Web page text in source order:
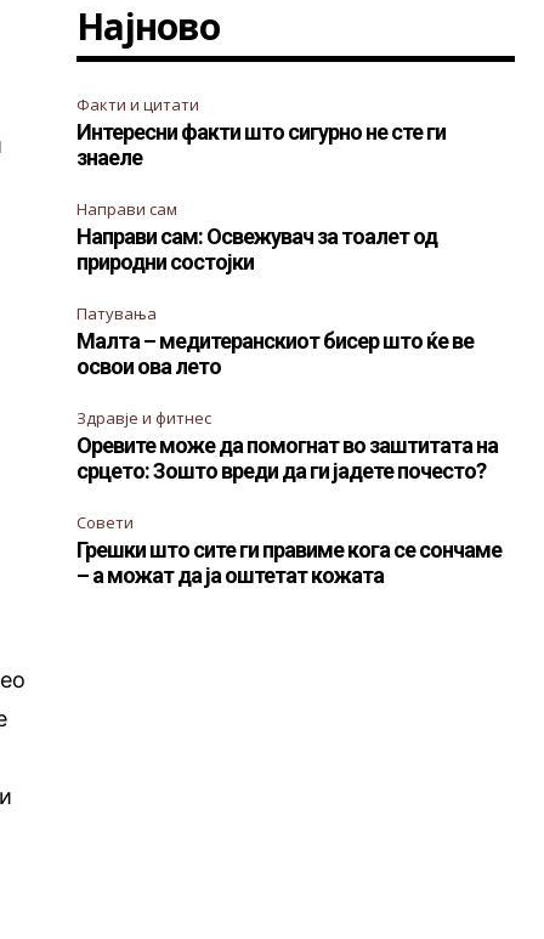
Најново
Факти и цитати
Интересни факти што сигурно не сте ги
знаеле
Направи сам
Направи сам: Освежувач за тоалет од
природни состојки
Патувања
Малта – медитеранскиот бисер што ќе ве
освои ова лето
Здравје и фитнес
Оревите може да помогнат во заштитата на
срцето: Зошто вреди да ги јадете почесто?
Совети
Грешки што сите ги правиме кога се сончаме
– а можат да ја оштетат кожата